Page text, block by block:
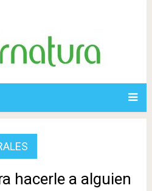
hacerle a alguien